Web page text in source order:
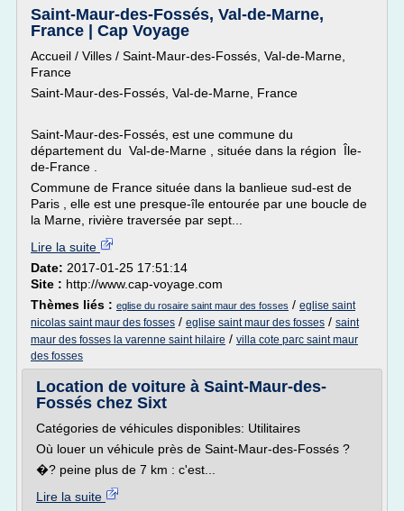
Saint-Maur-des-Fossés, Val-de-Marne,
France | Cap Voyage
Accueil / Villes / Saint-Maur-des-Fossés, Val-de-Marne,
France
Saint-Maur-des-Fossés, Val-de-Marne, France
Saint-Maur-des-Fossés, est une commune du
département du Val-de-Marne , située dans la région Île-
de-France .
Commune de France située dans la banlieue sud-est de
Paris , elle est une presque-île entourée par une boucle de
la Marne, rivière traversée par sept...
Lire la suite
Date: 2017-01-25 17:51:14
Site : http://www.cap-voyage.com
Thèmes liés : eglise du rosaire saint maur des fosses / eglise saint
nicolas saint maur des fosses / eglise saint maur des fosses / saint
maur des fosses la varenne saint hilaire / villa cote parc saint maur
des fosses
Location de voiture à Saint-Maur-des-
Fossés chez Sixt
Catégories de véhicules disponibles: Utilitaires
Où louer un véhicule près de Saint-Maur-des-Fossés ?
�? peine plus de 7 km : c'est...
Lire la suite